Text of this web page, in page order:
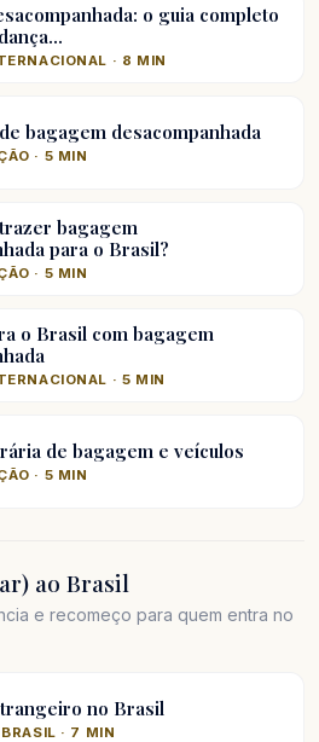
o guia completo
· 8 MIN
bagagem desacompanhada
· 5 MIN
bagagem
para o Brasil?
· 5 MIN
o Brasil com bagagem
· 5 MIN
de bagagem e veículos
· 5 MIN
ao Brasil
e recomeço para quem entra no
no Brasil
· 7 MIN